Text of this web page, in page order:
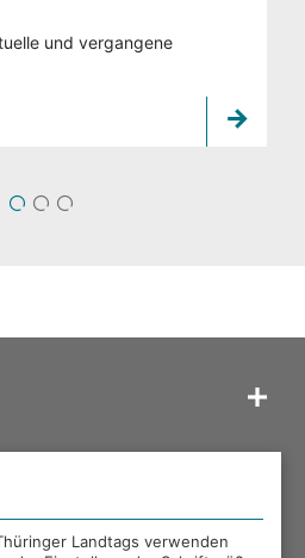
und vergangene
1 2
LANDTAGS
Landtags verwenden